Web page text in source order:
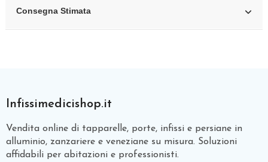
Consegna Stimata
Infissimedicishop.it
Vendita online di tapparelle, porte, infissi e persiane in
alluminio, zanzariere e veneziane su misura. Soluzioni
affidabili per abitazioni e professionisti.